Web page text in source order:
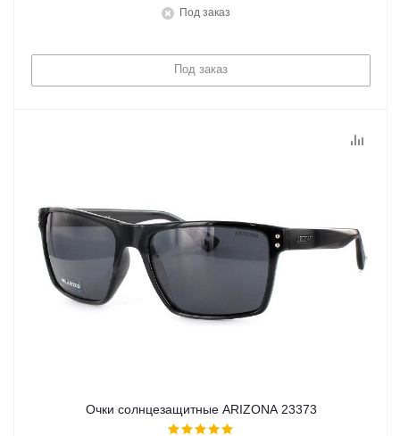
Под заказ
Под заказ
Очки солнцезащитные ARIZONA 23373